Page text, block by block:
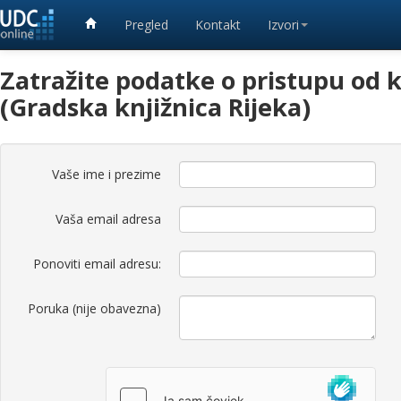
Pregled Kontakt Izvori
Zatražite podatke o pristupu od
(Gradska knjižnica Rijeka)
Vaše ime i prezime
Vaša email adresa
Ponoviti email adresu:
Poruka (nije obavezna)